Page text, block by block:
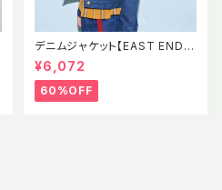
デニムジャケット【EAST END H
IGHLANDERS】EEH Denim J
acket 児島デニム
¥6,072
60%OFF